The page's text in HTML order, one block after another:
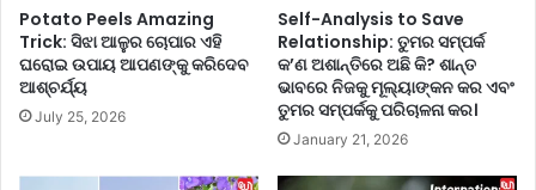
ହିଁ
ସ
ନ
ସ୍କ୍ରି
ନ
କ୍
ବ
ଦ
ଳା
ଇ
Potato Peels Amazing
Trick: ସିଝା ଆଳୁର ଚୋପାର ଏହି
ଘରୋଇ ଉପାୟ ଆପଣଙ୍କୁ କରିଦେବ
ଆଶ୍ଚର୍ଯ୍ୟ
July 25, 2026
Self-Analysis to Save
Relationship: ତୁମର ସମ୍ପର୍କ
କ’ଣ ଅଶାନ୍ତିରେ ଅଛି କି? ଶାନ୍ତ
ଭାବରେ ନିଜକୁ ମୂଲ୍ୟାଙ୍କନ କର ଏବଂ
ତୁମର ସମ୍ପର୍କକୁ ପରିଚାଳନା କର।
January 21, 2026